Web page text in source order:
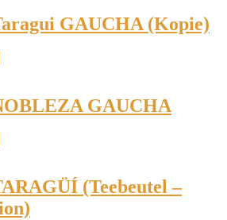
GAUCHA (Kopie)
GAUCHA
(Teebeutel –